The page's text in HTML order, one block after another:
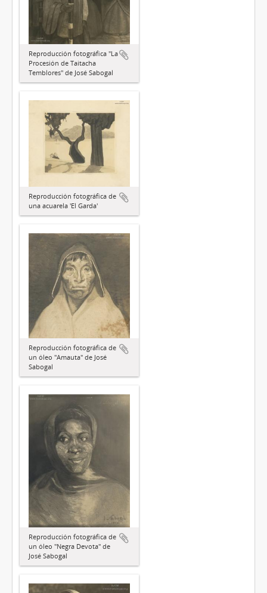
Reproducción fotográfica "La
Procesión de Taitacha
Temblores" de José Sabogal
Reproducción fotográfica de
una acuarela 'El Garda'
Reproducción fotográfica de
un óleo "Amauta" de José
Sabogal
Reproducción fotográfica de
un óleo "Negra Devota" de
José Sabogal